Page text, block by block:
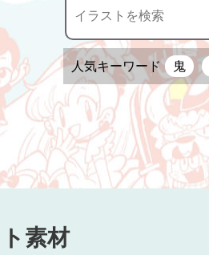
人気キーワード 鬼
素材